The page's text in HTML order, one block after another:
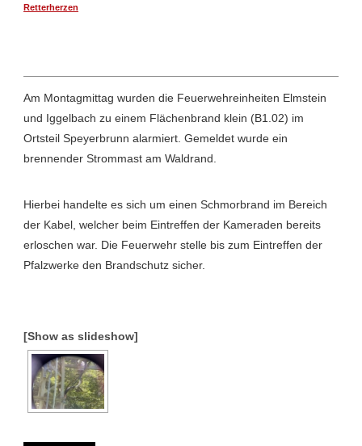
Retterherzen
Am Montagmittag wurden die Feuerwehreinheiten Elmstein
und Iggelbach zu einem Flächenbrand klein (B1.02) im
Ortsteil Speyerbrunn alarmiert. Gemeldet wurde ein
brennender Strommast am Waldrand.
Hierbei handelte es sich um einen Schmorbrand im Bereich
der Kabel, welcher beim Eintreffen der Kameraden bereits
erloschen war. Die Feuerwehr stelle bis zum Eintreffen der
Pfalzwerke den Brandschutz sicher.
[Show as slideshow]